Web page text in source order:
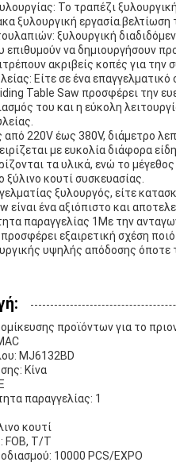
Το τραπέζι
ξυλουργική
ξυλουργική
να δημιουργήσουν
ακριβείς κοπές για
Είτε σε ένα
Table Saw προσφέρει την
του και η εύκολη
220V έως 380V, διάμετρο
με ευκολία διάφορα
τα υλικά, ενώ το
κουτί συσκευασίας.
ξυλουργός, είτε
είναι ένα αξιόπιστο και
παραγγελίας 1Με την
εξαιρετική σχέση
υψηλής απόδοσης όποτε
προϊόντων για το
MJ6132BD
Κίνα
παραγγελίας: 1
κουτί
FOB, T/T
10000 PCS/ΕΧΡΟ